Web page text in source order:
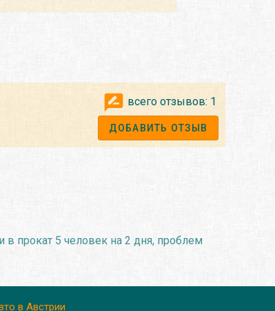
всего отзывов: 1
ДОБАВИТЬ ОТЗЫВ
прокат 5 человек на 2 дня, проблем
в Австрии